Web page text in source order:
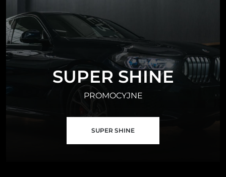
SUPER SHINE
PROMOCYJNE
SUPER SHINE